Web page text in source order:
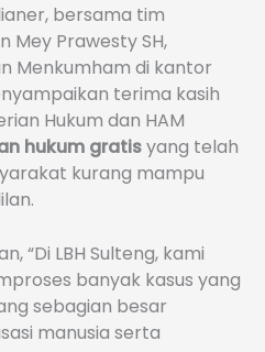
bersama tim
Mey Prawesty SH,
Menkumham di kantor
terima kasih
Hukum dan HAM
hukum gratisyang telah
kurang mampu
“Di LBH Sulteng, kami
banyak kasus yang
sebagian besar
manusia serta